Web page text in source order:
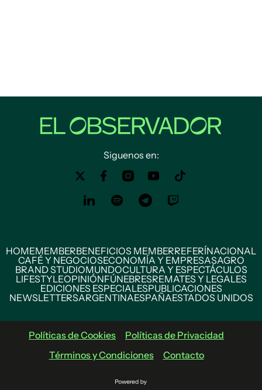
Siguenos en:
HOMEMEMBERBENEFICIOS MEMBERREFERÍNACIONAL
CAFÉ Y NEGOCIOSECONOMÍA Y EMPRESASAGRO
BRAND STUDIOMUNDOCULTURA Y ESPECTÁCULOS
LIFESTYLEOPINIÓNFÚNEBRESREMATES Y LEGALES
EDICIONES ESPECIALESPUBLICACIONES
NEWSLETTERSARGENTINAESPAÑAESTADOS UNIDOS
Políticas de Cookies
Políticas de Privacidad
Términos y Condiciones
Contacto